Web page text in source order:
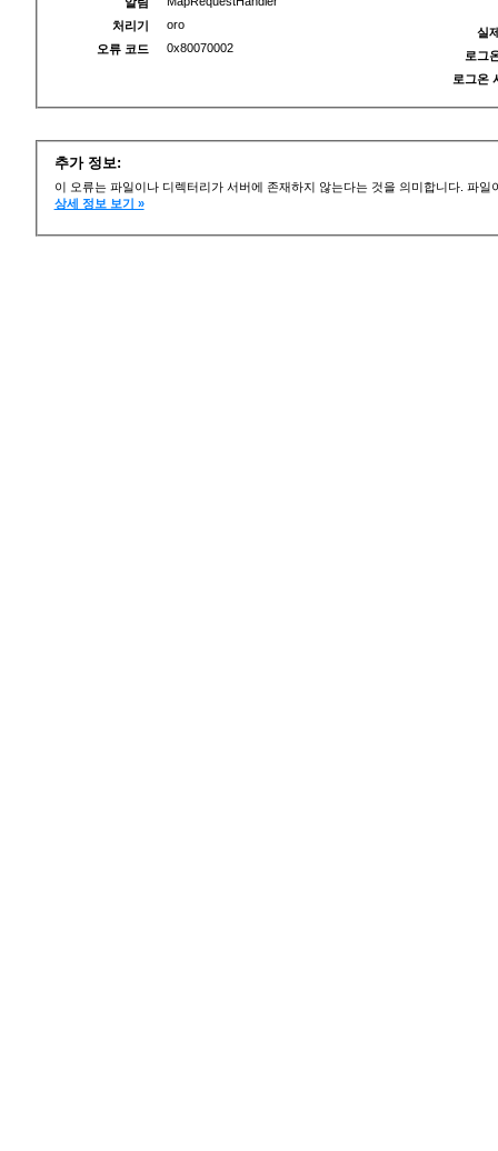
처리기
oro
오류 코드
0x80070002
실
로그
로그온
추가 정보:
이 오류는 파일이나 디렉터리가 서버에 존재하지 않는다는 것을 의미합니다. 파
상세 정보 보기 »